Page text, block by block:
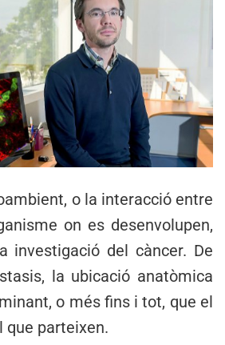
o la interacció entre
on es desenvolupen,
investigació del càncer. De
la ubicació anatòmica
o més fins i tot, que el
parteixen.